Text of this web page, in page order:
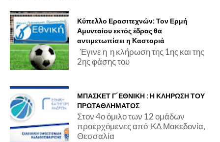
Κύπελλο Ερασιτεχνών: Τον Ερμή
Αμυνταίου εκτός έδρας θα
αντιμετωπίσει η Καστοριά
Έγινε η η κλήρωση της 1ης και της
2ης φάσης του
ΜΠΑΣΚΕΤ Γ΄ΕΘΝΙΚΗ : Η ΚΛΗΡΩΣΗ ΤΟΥ
ΠΡΩΤΑΘΛΗΜΑΤΟΣ
Στον 4ο όμιλο των 12 ομάδων
προερχόμενες από ΚΔ Μακεδονία,
Θεσσαλία